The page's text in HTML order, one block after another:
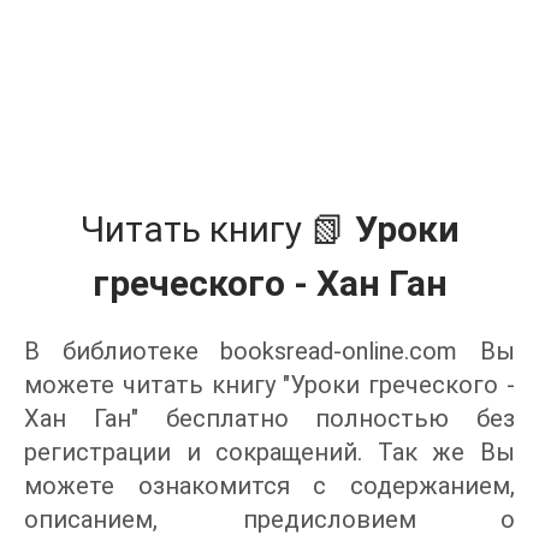
Читать книгу 📗 Уроки
греческого - Хан Ган
В библиотеке booksread-online.com Вы
можете читать книгу "Уроки греческого -
Хан Ган" бесплатно полностью без
регистрации и сокращений. Так же Вы
можете ознакомится с содержанием,
описанием, предисловием о